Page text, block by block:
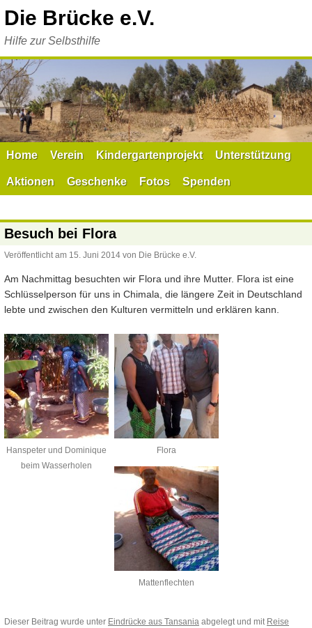
Inhalt
Die Brücke e.V.
Hilfe zur Selbsthilfe
Home Verein Kindergartenprojekt Unterstützung
Aktionen Geschenke Fotos Spenden
Besuch bei Flora
Veröffentlicht am 15. Juni 2014 von Die Brücke e.V.
Am Nachmittag besuchten wir Flora und ihre Mutter. Flora ist eine
Schlüsselperson für uns in Chimala, die längere Zeit in Deutschland
lebte und zwischen den Kulturen vermitteln und erklären kann.
Hanspeter und Dominique
beim Wasserholen
Flora
Mattenflechten
Dieser Beitrag wurde unter Eindrücke aus Tansania abgelegt und mit Reise